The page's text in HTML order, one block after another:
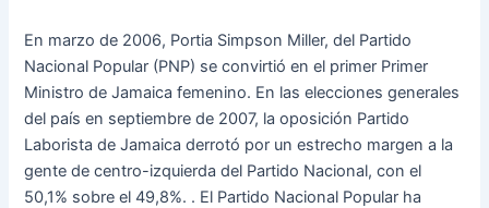
En marzo de 2006, Portia Simpson Miller, del Partido
Nacional Popular (PNP) se convirtió en el primer Primer
Ministro de Jamaica femenino. En las elecciones generales
del país en septiembre de 2007, la oposición Partido
Laborista de Jamaica derrotó por un estrecho margen a la
gente de centro-izquierda del Partido Nacional, con el
50,1% sobre el 49,8%. . El Partido Nacional Popular ha